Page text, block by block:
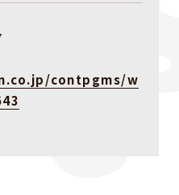
contpgms/w